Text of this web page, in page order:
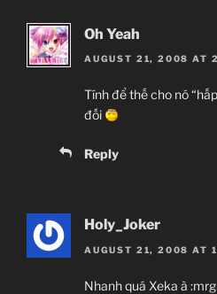
Oh Yeah
AUGUST 21, 2008 AT
Tính để thế cho nó
đối
Reply
Holy_Joker
AUGUST 21, 2008 AT
Nhanh quá Xeka à